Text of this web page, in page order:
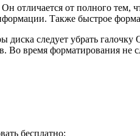
отличается от полного тем,
Также быстрое
диска следует убрать
Во время форматирования не
бесплатно;